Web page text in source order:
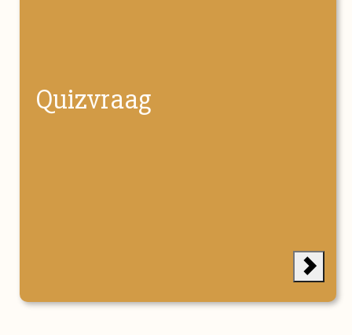
Quizvraag